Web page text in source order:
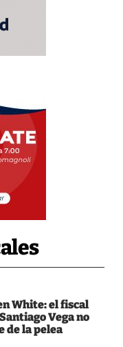
White: el fiscal
Vega no
de la pelea